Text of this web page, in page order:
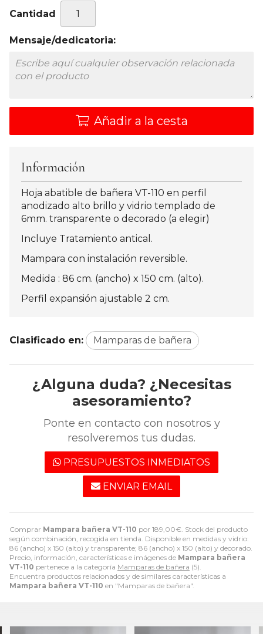
Cantidad
Mensaje/dedicatoria:
Añadir a la cesta
Comprar Mampara bañera VT-110 por 189,00€. Stock del producto
según combinación, recogida en tienda. Disponible en medidas y vidrio:
86 (ancho) x 150 (alto) y transparente; 86 (ancho) x 150 (alto) y decorado.
Precio, información, características e imágenes de Mampara bañera
VT-110 pertenece a la categoría Mamparas de bañera (5).
Encuentra productos relacionados y de similares características a
Mampara bañera VT-110 en "Mamparas de bañera".
Información
Hoja abatible de bañera VT-110 en perfil
anodizado alto brillo y vidrio templado de
6mm. transparente o decorado (a elegir)
Incluye Tratamiento antical.
Mampara con instalación reversible.
Medida : 86 cm. (ancho) x 150 cm. (alto).
Perfil expansión ajustable 2 cm.
Clasificado en: Mamparas de bañera
¿Alguna duda? ¿Necesitas
asesoramiento?
Ponte en contacto con nosotros y
resolveremos tus dudas.
PRESUPUESTOS INMEDIATOS
ENVIAR EMAIL